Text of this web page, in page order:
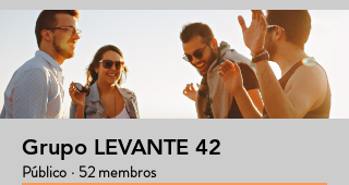
Grupo LEVANTE 42
Público · 52 membros